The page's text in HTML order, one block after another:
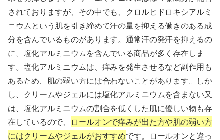
されておりますが、その中でも、クロルヒドロキシアルミ
ニウムという肌を引き締めて汗の量を抑える働きのある成
分を含んでいるものがあります。通常汗の発汗を抑えるの
に、塩化アルミニウムを含んでいる商品が多く存在しま
す。塩化アルミニウムは、痒みを発生させるなど副作用も
あるため、肌の弱い方には合わないことがあります。しか
し、クリームやジェルには塩化アルミニウムを含まない又
は、塩化アルミニウムの割合を低くした肌に優しい物も存
在しているので、
ロールオンで痒みが出た方や肌の弱い方
にはクリームやジェルがおすすめです。ロールオンと違っ